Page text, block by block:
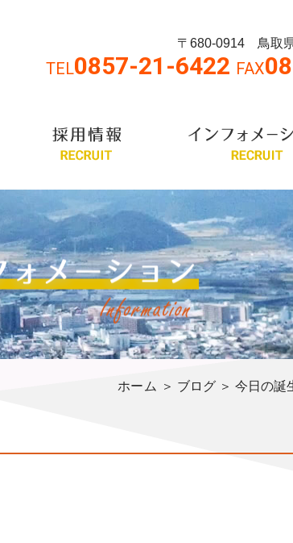
〒680-0914 鳥取
TEL0857-21-6422 FAX
ホーム ＞ ブログ ＞ 今日の誕